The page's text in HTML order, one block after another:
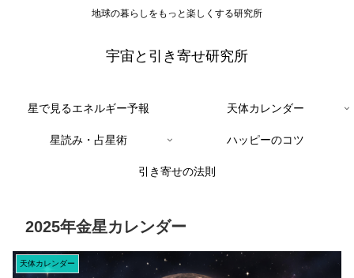
地球の暮らしをもっと楽しくする研究所
宇宙と引き寄せ研究所
星で見るエネルギー予報 天体カレンダー
星読み・占星術 ハッピーのコツ
引き寄せの法則
2025年金星カレンダー
天体カレンダー